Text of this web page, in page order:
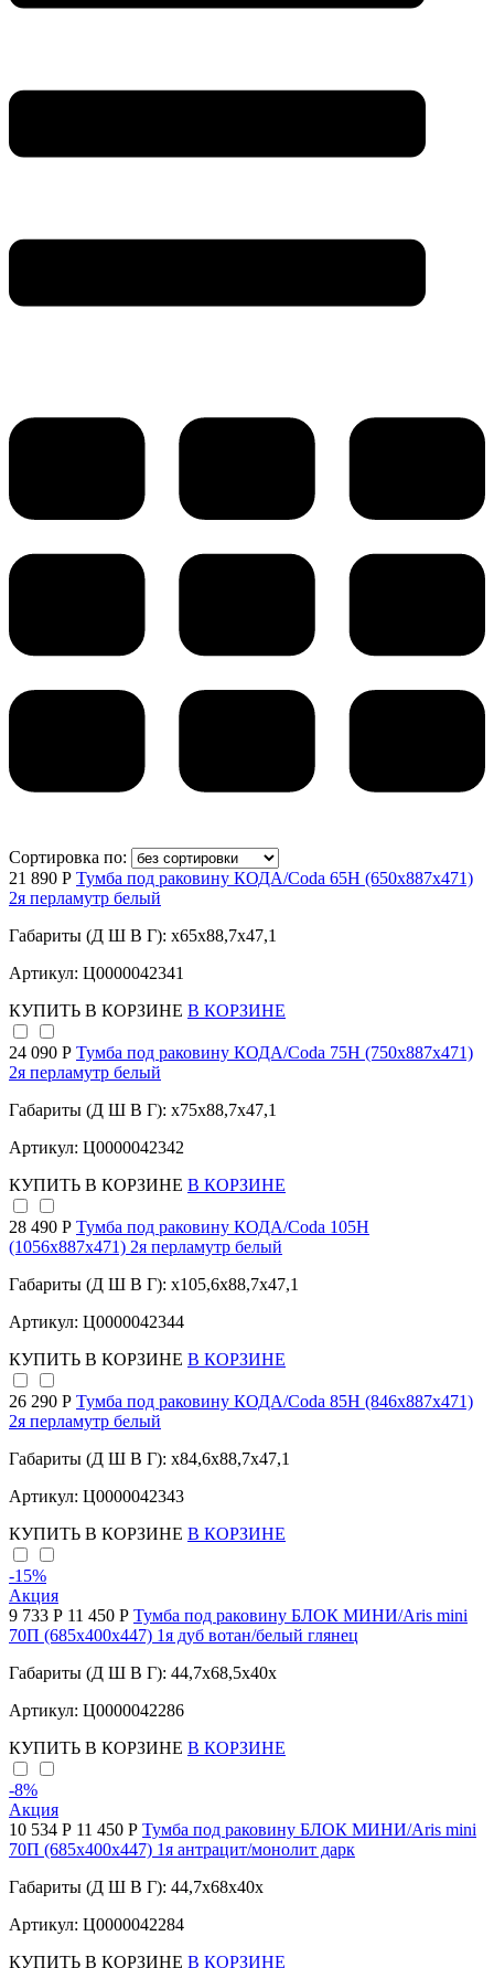
Сортировка по:
21 890 Р Тумба под раковину КОДА/Coda 65Н (650х887х471)
2я перламутр белый
Габариты (Д Ш В Г): x65x88,7x47,1
Артикул: Ц0000042341
КУПИТЬ В КОРЗИНЕ В КОРЗИНЕ
24 090 Р Тумба под раковину КОДА/Coda 75Н (750х887х471)
2я перламутр белый
Габариты (Д Ш В Г): x75x88,7x47,1
Артикул: Ц0000042342
КУПИТЬ В КОРЗИНЕ В КОРЗИНЕ
28 490 Р Тумба под раковину КОДА/Coda 105Н
(1056х887х471) 2я перламутр белый
Габариты (Д Ш В Г): x105,6x88,7x47,1
Артикул: Ц0000042344
КУПИТЬ В КОРЗИНЕ В КОРЗИНЕ
26 290 Р Тумба под раковину КОДА/Coda 85Н (846х887х471)
2я перламутр белый
Габариты (Д Ш В Г): x84,6x88,7x47,1
Артикул: Ц0000042343
КУПИТЬ В КОРЗИНЕ В КОРЗИНЕ
-15%
Акция
9 733 Р 11 450 Р Тумба под раковину БЛОК МИНИ/Aris mini
70П (685х400х447) 1я дуб вотан/белый глянец
Габариты (Д Ш В Г): 44,7x68,5x40x
Артикул: Ц0000042286
КУПИТЬ В КОРЗИНЕ В КОРЗИНЕ
-8%
Акция
10 534 Р 11 450 Р Тумба под раковину БЛОК МИНИ/Aris mini
70П (685х400х447) 1я антрацит/монолит дарк
Габариты (Д Ш В Г): 44,7x68x40x
Артикул: Ц0000042284
КУПИТЬ В КОРЗИНЕ В КОРЗИНЕ